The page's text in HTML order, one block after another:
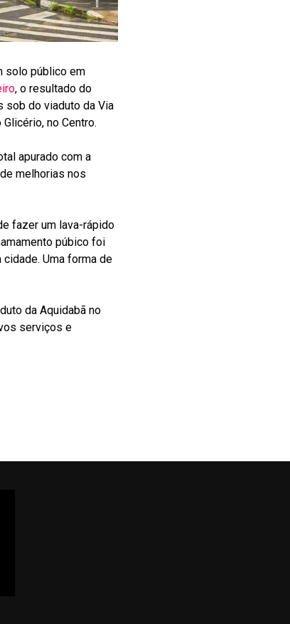
solo público em
, o resultado do
sob do viaduto da Via
no Centro.
apurado com a
melhorias nos
fazer um lava-rápido
púbico foi
Uma forma de
da Aquidabã no
serviços e